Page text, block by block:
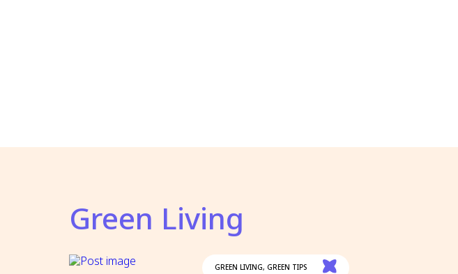
Green Living
GREEN LIVING, GREEN TIPS